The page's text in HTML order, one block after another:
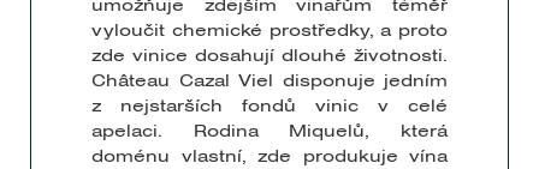
vyloučit chemické prostředky, a proto
zde vinice dosahují dlouhé životnosti.
Château Cazal Viel disponuje jedním
z nejstarších fondů vinic v celé
apelaci. Rodina Miquelů, která
doménu vlastní, zde produkuje vína